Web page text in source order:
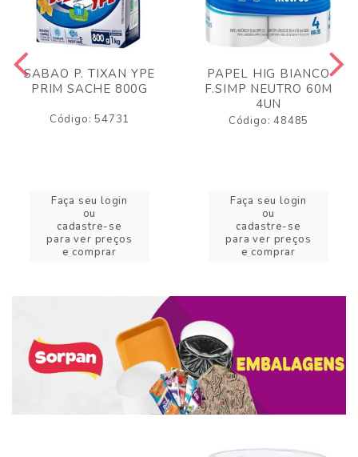
SABAO P. TIXAN YPE
PRIM SACHE 800G
Código: 54731
Faça seu login
ou
cadastre-se
para ver preços
e comprar
PAPEL HIG BIANCO
F.SIMP NEUTRO 60M
4UN
Código: 48485
Faça seu login
ou
cadastre-se
para ver preços
e comprar